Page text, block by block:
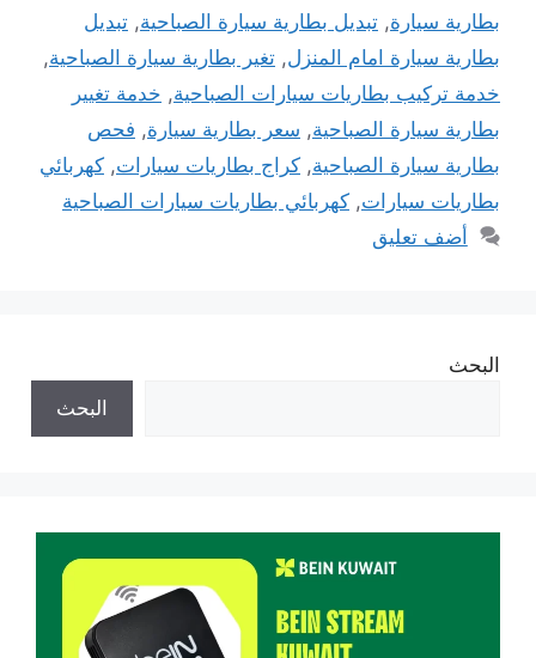
بطارية سيارة, تبديل بطارية سيارة الصباحية, تبديل
بطارية سيارة امام المنزل, تغير بطارية سيارة الصباحية,
خدمة تركيب بطاريات سيارات الصباحية, خدمة تغيير
بطارية سيارة الصباحية, سعر بطارية سيارة, فحص
بطارية سيارة الصباحية, كراج بطاريات سيارات, كهربائي
بطاريات سيارات, كهربائي بطاريات سيارات الصباحية
أضف تعليق
البحث
البحث